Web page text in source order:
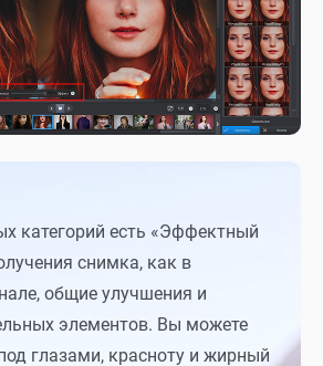
категорий есть «Эффектный
снимка, как в
общие улучшения и
элементов. Вы можете
глазами, красноту и жирный